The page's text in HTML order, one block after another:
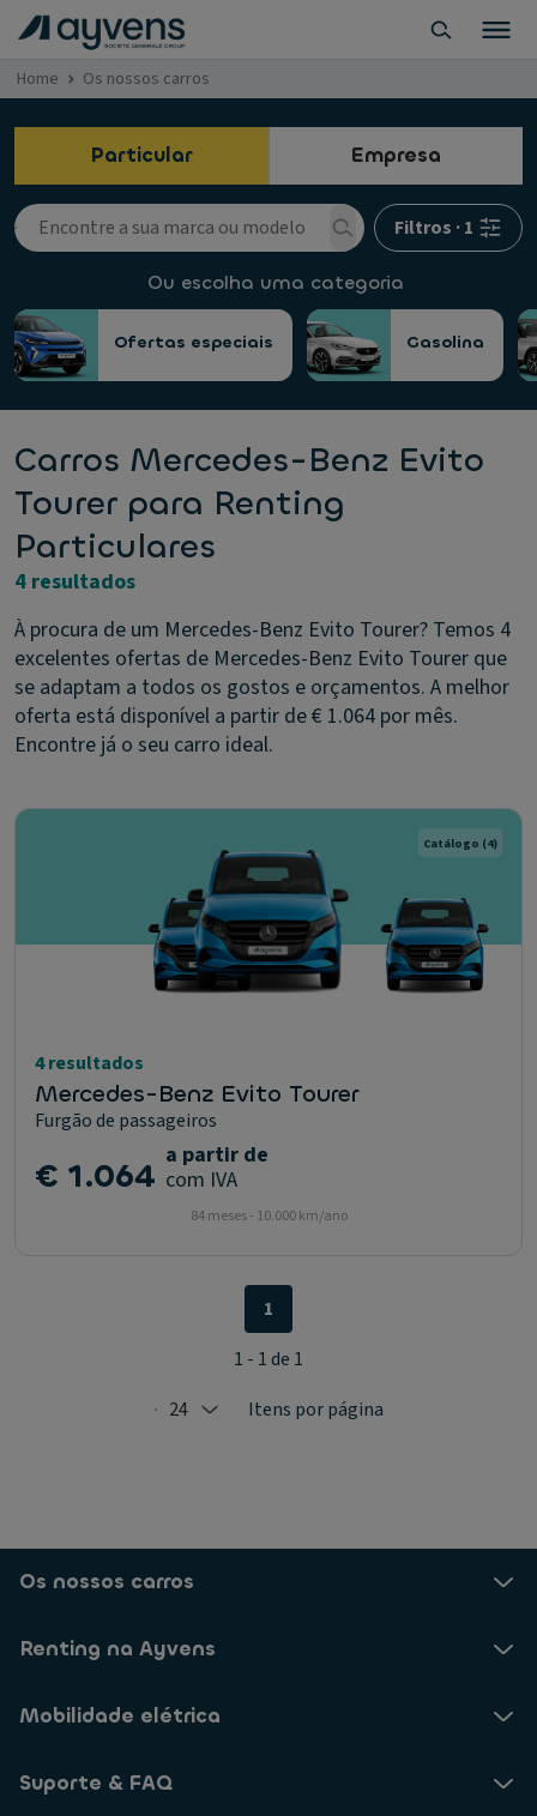
Home Os nossos carros
Particular Empresa
Filtros ·1
Ou escolha uma categoria
Ofertas especiais Gasolina
Carros Mercedes-Benz Evito
Tourer para Renting
Particulares
4 resultados
À procura de um Mercedes-Benz Evito Tourer? Temos 4
excelentes ofertas de Mercedes-Benz Evito Tourer que
se adaptam a todos os gostos e orçamentos. A melhor
oferta está disponível a partir de € 1.064 por mês.
Encontre já o seu carro ideal.
Catálogo (4)
4 resultados
Mercedes-Benz Evito Tourer
Furgão de passageiros
€ 1.064 a partir de
com IVA
84 meses - 10.000 km/ano
Selected: 24
24 Itens por página
1
1 - 1 de 1
Os nossos carros
Renting na Ayvens
Mobilidade elétrica
Suporte & FAQ